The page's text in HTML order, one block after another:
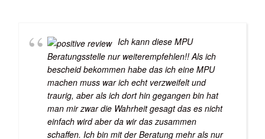
Ich kann diese MPU
Beratungsstelle nur weiterempfehlen!! Als ich
bescheid bekommen habe das ich eine MPU
machen muss war ich echt verzweifelt und
traurig, aber als ich dort hin gegangen bin hat
man mir zwar die Wahrheit gesagt das es nicht
einfach wird aber da wir das zusammen
schaffen. Ich bin mit der Beratung mehr als nur